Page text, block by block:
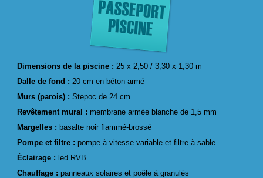
Dimensions de la piscine : 25 x 2,50 / 3,30 x 1,30 m
Dalle de fond : 20 cm en béton armé
Murs (parois) :Stepoc de 24 cm
Revêtement mural : membrane armée blanche de 1,5 mm
Margelles : basalte noir flammé-brossé
Pompe et filtre :pompe à vitesse variable et filtre à sable
Éclairage : led RVB
Chauffage :panneaux solaires et poêle à granulés